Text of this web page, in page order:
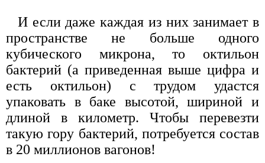
И если даже каждая из них занимает в
пространстве не больше одного
кубического микрона, то октильон
бактерий (а приведенная выше цифра и
есть октильон) с трудом удастся
упаковать в баке высотой, шириной и
длиной в километр. Чтобы перевезти
такую гору бактерий, потребуется состав
в 20 миллионов вагонов!